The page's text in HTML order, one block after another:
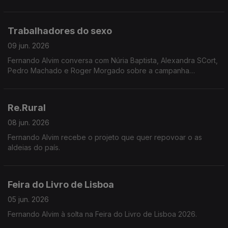
Trabalhadores do sexo
09 jun. 2026
Fernando Alvim conversa com Núria Baptista, Alexandra SCort,
Pedro Machado e Roger Morgado sobre a campanha
Re.Rural
08 jun. 2026
Fernando Alvim recebe o projeto que quer repovoar o as
aldeias do país.
Feira do Livro de Lisboa
05 jun. 2026
Fernando Alvim à solta na Feira do Livro de Lisboa 2026.